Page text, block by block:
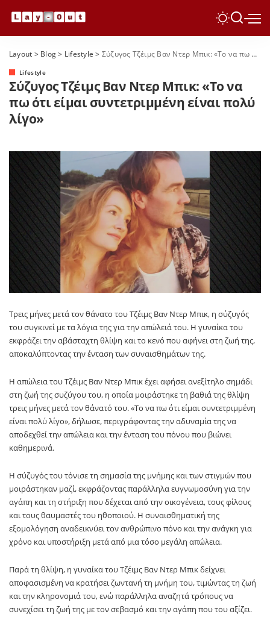
Layout > Blog> Lifestyle > Σύζυγος Τζέιμς Βαν Ντερ Μπικ: «Το να πω ότι είμαι συντετριμμένη είναι πολύ λίγο»
Lifestyle
Σύζυγος Τζέιμς Βαν Ντερ Μπικ: «Το να
πω ότι είμαι συντετριμμένη είναι πολύ
λίγο»
Τρεις μήνες μετά τον θάνατο του Τζέιμς Βαν Ντερ Μπικ, η σύζυγός
του συγκινεί με τα λόγια της για την απώλειά του. Η γυναίκα του
εκφράζει την αβάσταχτη θλίψη και το κενό που αφήνει στη ζωή της,
αποκαλύπτοντας την ένταση των συναισθημάτων της.
Η απώλεια του Τζέιμς Βαν Ντερ Μπικ έχει αφήσει ανεξίτηλο σημάδι
στη ζωή της συζύγου του, η οποία μοιράστηκε τη βαθιά της θλίψη
τρεις μήνες μετά τον θάνατό του. «Το να πω ότι είμαι συντετριμμένη
είναι πολύ λίγο», δήλωσε, περιγράφοντας την αδυναμία της να
αποδεχθεί την απώλεια και την ένταση του πόνου που βιώνει
καθημερινά.
Η σύζυγός του τόνισε τη σημασία της μνήμης και των στιγμών που
μοιράστηκαν μαζί, εκφράζοντας παράλληλα ευγνωμοσύνη για την
αγάπη και τη στήριξη που δέχεται από την οικογένεια, τους φίλους
και τους θαυμαστές του ηθοποιού. Η συναισθηματική της
εξομολόγηση αναδεικνύει τον ανθρώπινο πόνο και την ανάγκη για
χρόνο και υποστήριξη μετά από μια τόσο μεγάλη απώλεια.
Παρά τη θλίψη, η γυναίκα του Τζέιμς Βαν Ντερ Μπικ δείχνει
αποφασισμένη να κρατήσει ζωντανή τη μνήμη του, τιμώντας τη ζωή
και την κληρονομιά του, ενώ παράλληλα αναζητά τρόπους να
συνεχίσει τη ζωή της με τον σεβασμό και την αγάπη που του αξίζει.